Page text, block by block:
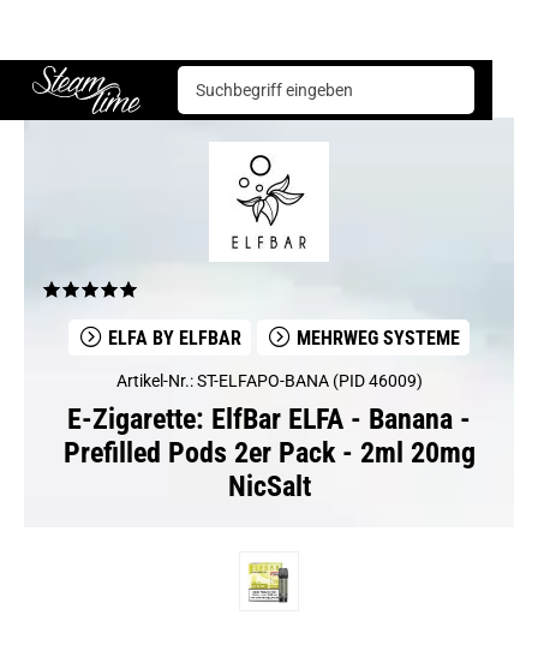
Steam time
E-Zigarette Mehrweg Systeme
ELFA BY ELFBAR MEHRWEG SYSTEME
Artikel-Nr.: ST-ELFAPO-BANA (PID 46009)
E-Zigarette: ElfBar ELFA - Banana -
Prefilled Pods 2er Pack - 2ml 20mg
NicSalt